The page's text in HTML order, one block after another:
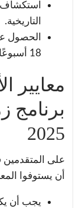
استكشاف
التاريخية.
الحصول
18 أسبوعًا للأمهات و 10 أسابيع للشركاء.
معايير
برنامج
2025
أن يستوفوا
يجب أن